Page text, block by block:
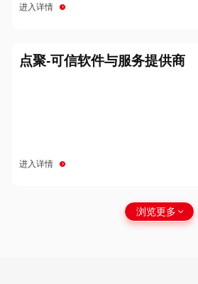
进入详情
点聚-可信软件与服务提供商
进入详情
浏览更多